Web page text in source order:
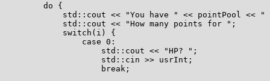
        do {
std::cout << "You have " << pointPool << "
            std::cout << "How many points for ";
            switch(i) {
                case 0:
                    std::cout << "HP? ";
                    std::cin >> usrInt;
                    break;